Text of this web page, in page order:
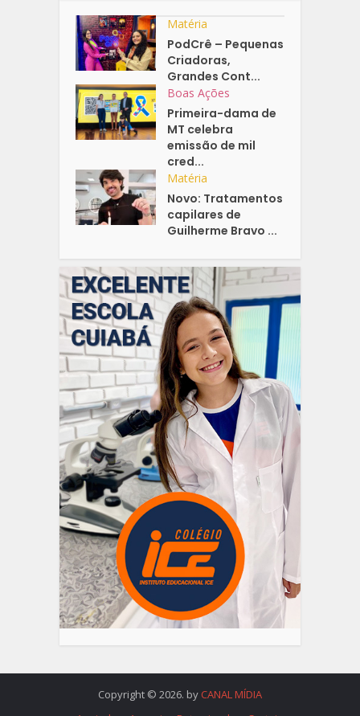
Matéria
PodCrê – Pequenas
Criadoras,
Grandes Cont...
Boas Ações
Primeira-dama de
MT celebra
emissão de mil
cred...
Matéria
Novo: Tratamentos
capilares de
Guilherme Bravo ...
Copyright © 2026. by CANAL MÍDIA